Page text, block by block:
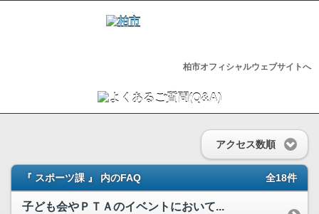
柏市オフィシャルウェブサイトへ
アクセス数順
『 スポーツ課 』 内のFAQ 全18件
子ども会やＰＴＡのイベントにおいて...